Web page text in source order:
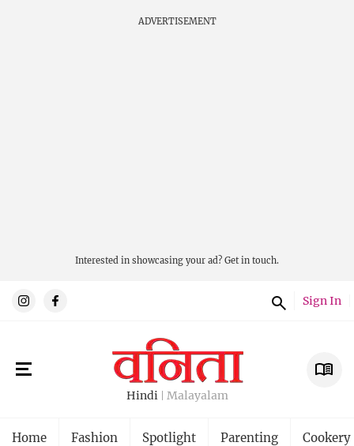
ADVERTISEMENT
Interested in showcasing your ad? Get in touch.
Sign In
Hindi Malayalam
Home Fashion Spotlight Parenting Cookery